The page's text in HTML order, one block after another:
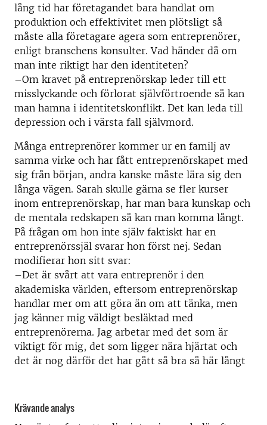
lång tid har företagandet bara handlat om
produktion och effektivitet men plötsligt så
måste alla företagare agera som entreprenörer,
enligt branschens konsulter. Vad händer då om
man inte riktigt har den identiteten?
–Om kravet på entreprenörskap leder till ett
misslyckande och förlorat självförtroende så kan
man hamna i identitetskonflikt. Det kan leda till
depression och i värsta fall självmord.
Många entreprenörer kommer ur en familj av
samma virke och har fått entreprenörskapet med
sig från början, andra kanske måste lära sig den
långa vägen. Sarah skulle gärna se fler kurser
inom entreprenörskap, har man bara kunskap och
de mentala redskapen så kan man komma långt.
På frågan om hon inte själv faktiskt har en
entreprenörssjäl svarar hon först nej. Sedan
modifierar hon sitt svar:
–Det är svårt att vara entreprenör i den
akademiska världen, eftersom entreprenörskap
handlar mer om att göra än om att tänka, men
jag känner mig väldigt besläktad med
entreprenörerna. Jag arbetar med det som är
viktigt för mig, det som ligger nära hjärtat och
det är nog därför det har gått så bra så här långt
Krävande analys